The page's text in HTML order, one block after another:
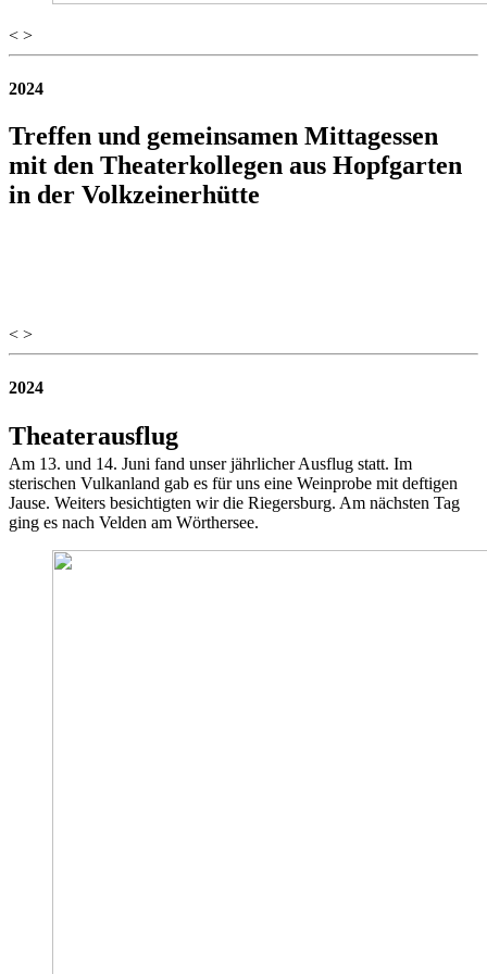
< >
2024
Treffen und gemeinsamen Mittagessen
mit den Theaterkollegen aus Hopfgarten
in der Volkzeinerhütte
< >
2024
Theaterausflug
Am 13. und 14. Juni fand unser jährlicher Ausflug statt. Im
sterischen Vulkanland gab es für uns eine Weinprobe mit deftigen
Jause. Weiters besichtigten wir die Riegersburg. Am nächsten Tag
ging es nach Velden am Wörthersee.